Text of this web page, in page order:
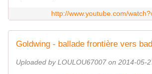
http://www.youtube.com/
Uploaded by LOULOU67007 on 2014-05-